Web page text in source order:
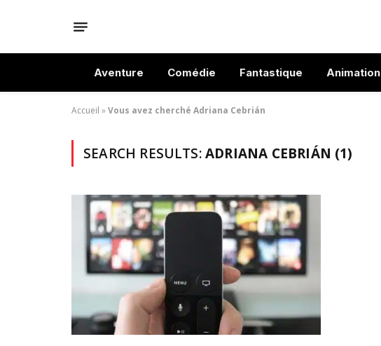
Aventure Comédie Fantastique Animation
Accueil »Vous avez cherché Adriana Cebrián
SEARCH RESULTS:ADRIANA CEBRIÁN (1)